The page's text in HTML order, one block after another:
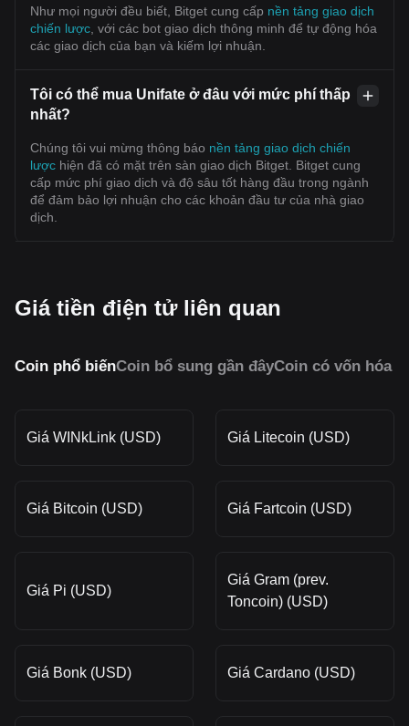
Như mọi người đều biết, Bitget cung cấp nền tảng giao dịch
chiến lược , với các bot giao dịch thông minh để tự động hóa
các giao dịch của bạn và kiếm lợi nhuận.
Tôi có thể mua Unifate ở đâu với mức phí thấp
nhất?
Chúng tôi vui mừng thông báo nền tảng giao dịch chiến
lược hiện đã có mặt trên sàn giao dịch Bitget. Bitget cung
cấp mức phí giao dịch và độ sâu tốt hàng đầu trong ngành
để đảm bảo lợi nhuận cho các khoản đầu tư của nhà giao
dịch.
Giá tiền điện tử liên quan
Coin phổ biếnCoin bổ sung gần đâyCoin có vốn hóa
Giá WINkLink (USD) Giá Litecoin (USD)
Giá Bitcoin (USD) Giá Fartcoin (USD)
Giá Pi (USD)
Giá Gram (prev.
Toncoin) (USD)
Giá Bonk (USD) Giá Cardano (USD)